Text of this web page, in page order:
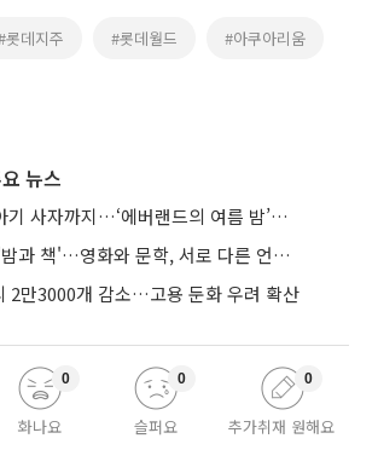
롯데지주 #롯데월드 #아쿠아리움
뉴스
반딧불이부터 아기 사자까지…‘에버랜드의 여름 밤’이 기다려지는 이유
김유태 기자의 '밤과 책'…영화와 문학, 서로 다른 언어를 읽다
2만3000개 감소…고용 둔화 우려 확산
화나요
0
슬퍼요
0
추가취재 원해요
0